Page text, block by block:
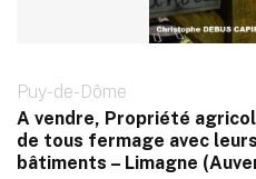
Puy-de-Dôme
A vendre, Propriété
de tous fermage avec
bâtiments – Limagne